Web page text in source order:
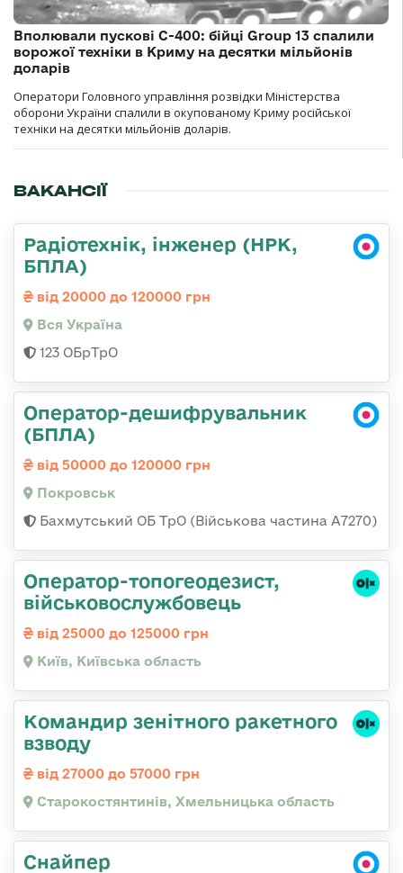
Вполювали пускові С-400: бійці Group 13 спалили
ворожої техніки в Криму на десятки мільйонів
доларів
Оператори Головного управління розвідки Міністерства
оборони України спалили в окупованому Криму російської
техніки на десятки мільйонів доларів.
ВАКАНСІЇ
Радіотехнік, інженер (НРК,
БПЛА)
від 20000 до 120000 грн
Вся Україна
123 ОБрТрО
Оператор-дешифрувальник
(БПЛА)
від 50000 до 120000 грн
Покровськ
Бахмутський ОБ ТрО (Військова частина А7270)
Оператор-топогеодезист,
військовослужбовець
від 25000 до 125000 грн
Київ, Київська область
Командир зенітного ракетного
взводу
від 27000 до 57000 грн
Старокостянтинів, Хмельницька область
Снайпер